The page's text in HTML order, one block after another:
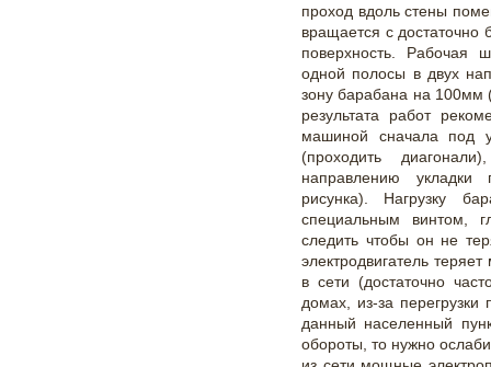
проход вдоль стены
вращается с
поверхность. Рабочая
одной полосы в двух
зону барабана на 100мм
результата работ
машиной сначала под
(проходить
направлению укладки
рисунка). Нагрузку
специальным винтом,
следить чтобы он не
электродвигатель
в сети (достаточно
домах, из-за
данный населенный
обороты, то нужно